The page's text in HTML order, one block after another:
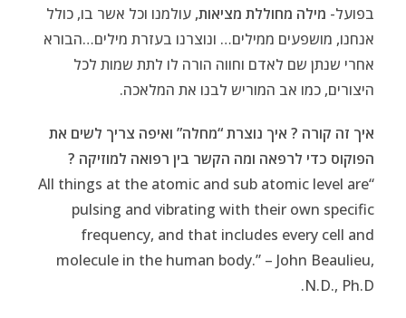
בפועל- מילה מחוללת מציאות, עולמנו וכל אשר בו, כולל
אנחנו, מושפעים ממילים… ונוצרנו בעזרת מילים…הבורא
אחרי שנתן שם לאדם וחווה הורה לו לתת שמות לכל
היצורים, כמו אב המוריש לבנו את המלאכה.
איך זה קורה ? איך נוצרת “מחלה” ואיפה צריך לשים את
הפוקוס כדי לרפאה ומה הקשר בין רפואה למוזיקה ?
“All things at the atomic and sub atomic level are
pulsing and vibrating with their own specific
frequency, and that includes every cell and
molecule in the human body.” – John Beaulieu,
N.D., Ph.D.